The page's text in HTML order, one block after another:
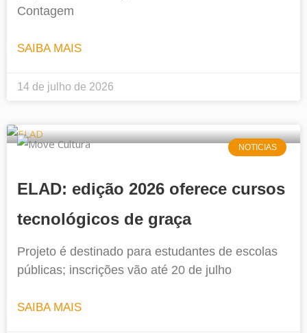
Contagem
SAIBA MAIS
14 de julho de 2026
NOTICIAS
ELAD: edição 2026 oferece cursos
tecnológicos de graça
Projeto é destinado para estudantes de escolas
públicas; inscrições vão até 20 de julho
SAIBA MAIS